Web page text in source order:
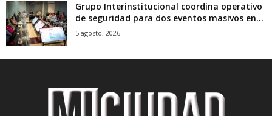
Grupo Interinstitucional coordina operativo
de seguridad para dos eventos masivos en...
5 agosto, 2026